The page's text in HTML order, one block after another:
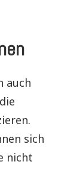
auch
sich
nicht